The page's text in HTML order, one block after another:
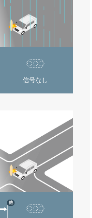
信号なし
他